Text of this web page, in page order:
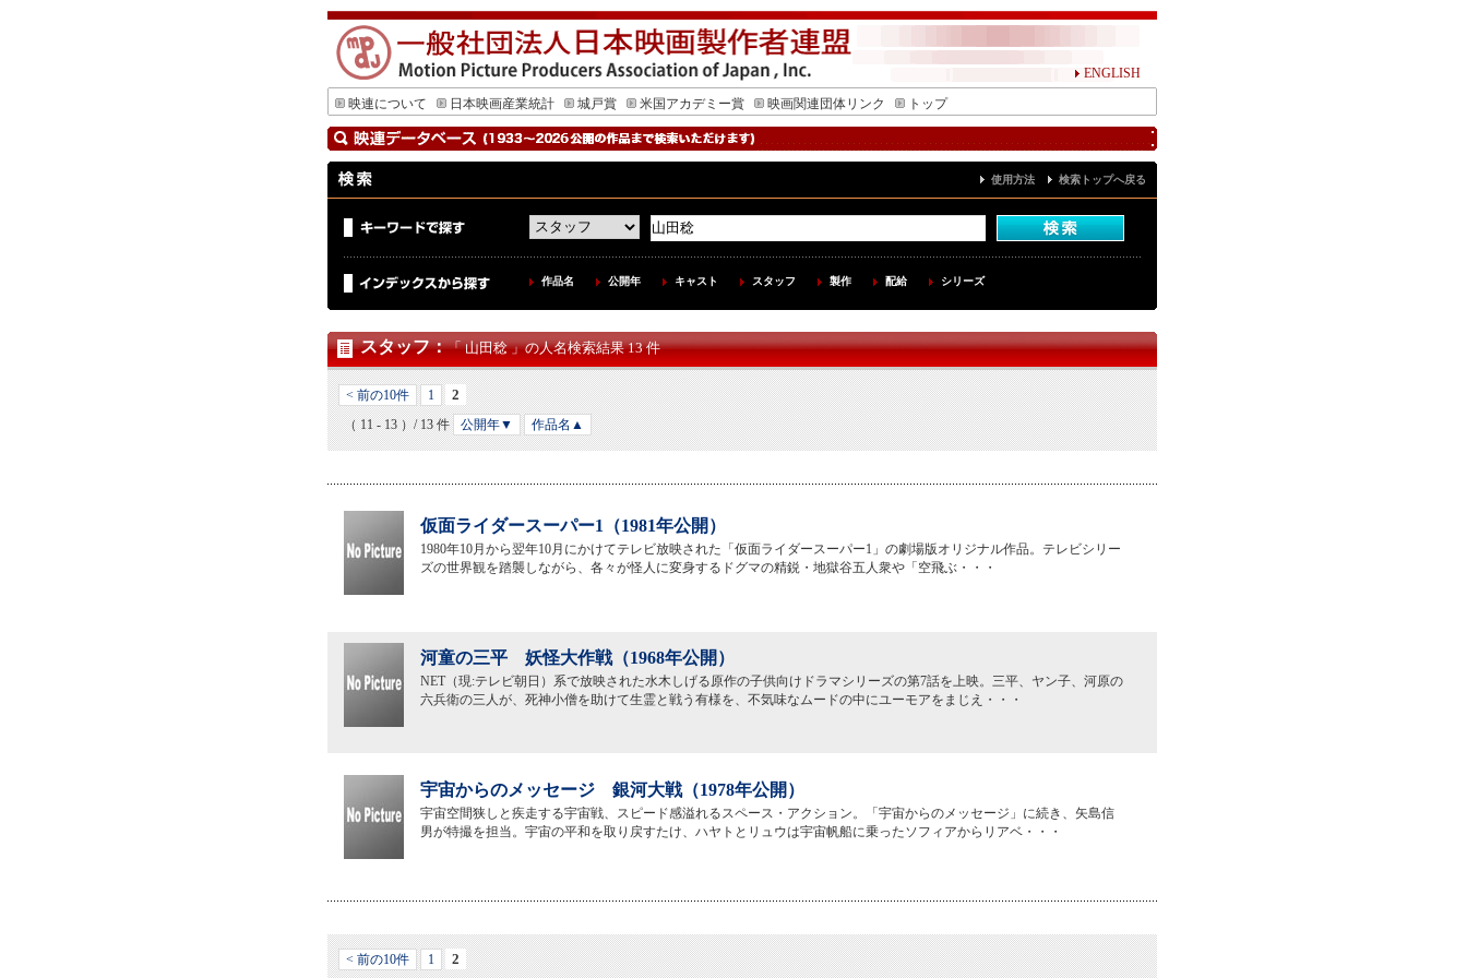
ENGLISH
映連について
日本映画産業統計 城戸賞 米国アカデミー賞 映画関連団体リンク トップ
使用方法 検索トップへ戻る
作品名 公開年 キャスト スタッフ 製作 配給 シリーズ
スタッフ：「 山田稔 」の人名検索結果 13 件
< 前の10件 1 2
（ 11 - 13 ）/ 13 件 公開年▼ 作品名▲
仮面ライダースーパー1（1981年公開）
1980年10月から翌年10月にかけてテレビ放映された「仮面ライダースーパー1」の劇場版オリジナル作品。テレビシリー
ズの世界観を踏襲しながら、各々が怪人に変身するドグマの精鋭・地獄谷五人衆や「空飛ぶ・・・
河童の三平 妖怪大作戦（1968年公開）
NET（現:テレビ朝日）系で放映された水木しげる原作の子供向けドラマシリーズの第7話を上映。三平、ヤン子、河原の
六兵衛の三人が、死神小僧を助けて生霊と戦う有様を、不気味なムードの中にユーモアをまじえ・・・
宇宙からのメッセージ 銀河大戦（1978年公開）
宇宙空間狭しと疾走する宇宙戦、スピード感溢れるスペース・アクション。「宇宙からのメッセージ」に続き、矢島信
男が特撮を担当。宇宙の平和を取り戻すたけ、ハヤトとリュウは宇宙帆船に乗ったソフィアからリアベ・・・
< 前の10件 1 2